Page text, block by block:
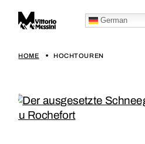
German
HOME HOCHTOUREN